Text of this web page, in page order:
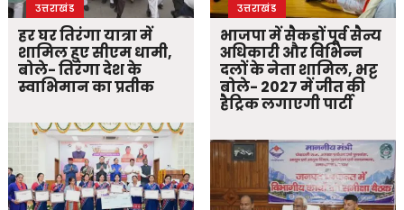
उत्तराखंड
हर घर तिरंगा यात्रा में
शामिल हुए सीएम धामी,
बोले- तिरंगा देश के
स्वाभिमान का प्रतीक
उत्तराखंड
भाजपा में सैकड़ों पूर्व सैन्य
अधिकारी और विभिन्न
दलों के नेता शामिल, भट्ट
बोले- 2027 में जीत की
हैट्रिक लगाएगी पार्टी